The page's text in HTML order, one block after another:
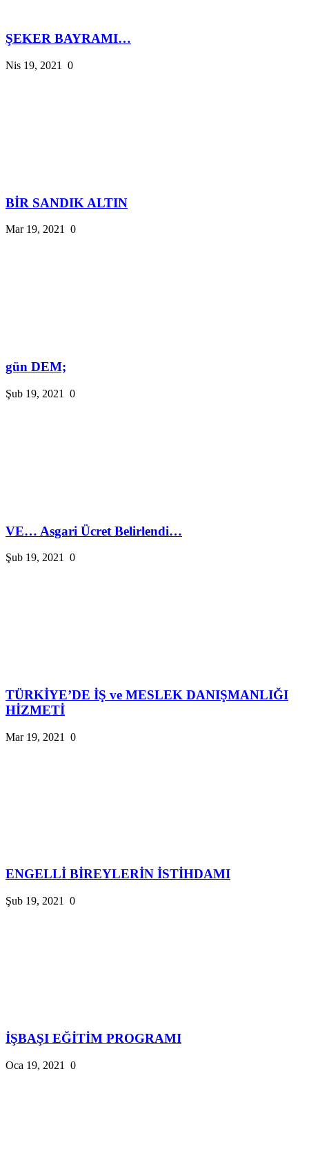
ŞEKER BAYRAMI…
Nis 19, 2021 0
BİR SANDIK ALTIN
Mar 19, 2021 0
gün DEM;
Şub 19, 2021 0
VE… Asgari Ücret Belirlendi…
Şub 19, 2021 0
TÜRKİYE’DE İŞ ve MESLEK DANIŞMANLIĞI
HİZMETİ
Mar 19, 2021 0
ENGELLİ BİREYLERİN İSTİHDAMI
Şub 19, 2021 0
İŞBAŞI EĞİTİM PROGRAMI
Oca 19, 2021 0